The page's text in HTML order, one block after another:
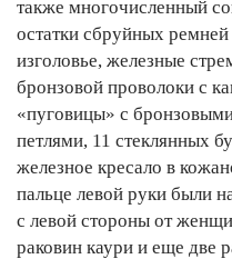
также многочисленный
остатки сбруйных
изголовье, железные
бронзовой проволоки с
«пуговицы» с
петлями, 11 стеклянных
железное кресало в
пальце левой руки были
с левой стороны от
раковин каури и еще две